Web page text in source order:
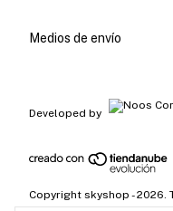
Medios de envío
Developed by
Copyright skyshop -